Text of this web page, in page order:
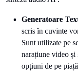
Generatoare
scris în cuvinte
Sunt utilizate pe
narațiune video
opțiuni de pe